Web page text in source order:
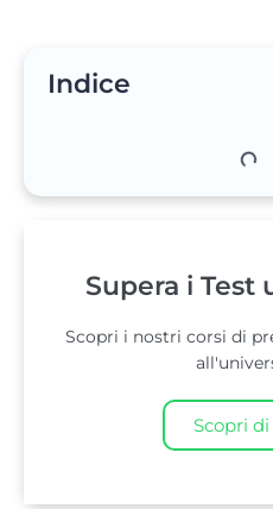
Indice
Supera i Test
Scopri i nostri corsi di
Scopri